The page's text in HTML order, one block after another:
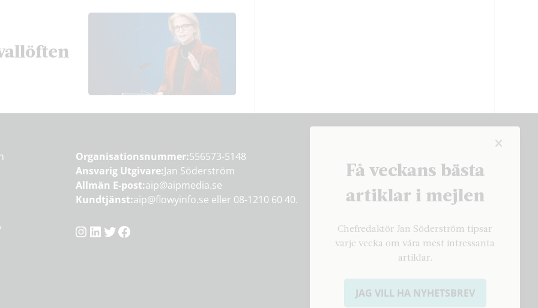
Få veckans bästa
artiklar i mejlen
Chefredaktör Jan Söderström tipsar
varje vecka om våra mest intressanta
artiklar.
JAG VILL HA NYHETSBREV
Organisationsnummer:556573-5148
Ansvarig Utgivare:Jan Söderström
Allmän E-post:aip@aipmedia.se
Kundtjänst:aip@flowyinfo.se eller 08-1210 60 40.
Instagram
LinkedIn
Twitter
Facebook
Få veckans bästa
artiklar på mejlen